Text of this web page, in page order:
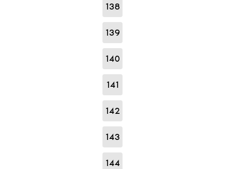
138
139
140
141
142
143
144